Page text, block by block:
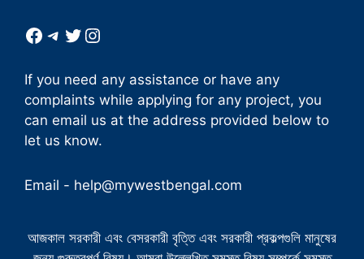
Facebook
Telegram
Twitter
Instagram
If you need any assistance or have any
complaints while applying for any project, you
can email us at the address provided below to
let us know.
Email - help@mywestbengal.com
আজকাল সরকারী এবং বেসরকারী বৃত্তি এবং সরকারী প্রকল্পগুলি মানুষের